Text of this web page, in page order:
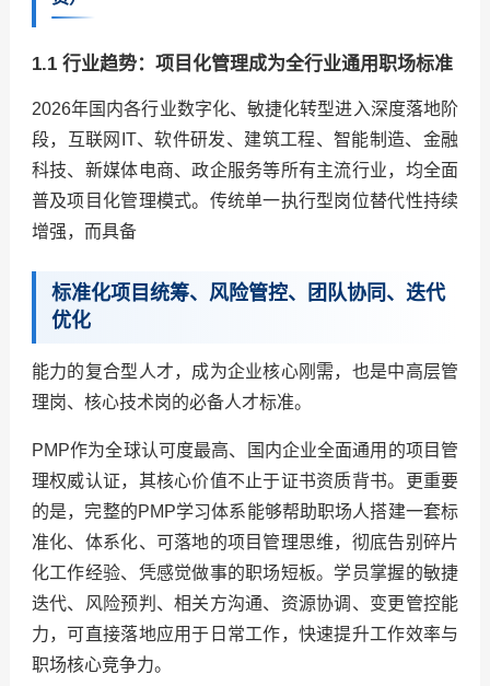
1.1 行业趋势：项目化管理成为全行业通用职场标准
2026年国内各行业数字化、敏捷化转型进入深度落地阶
段，互联网IT、软件研发、建筑工程、智能制造、金融
科技、新媒体电商、政企服务等所有主流行业，均全面
普及项目化管理模式。传统单一执行型岗位替代性持续
增强，而具备
标准化项目统筹、风险管控、团队协同、迭代
优化
能力的复合型人才，成为企业核心刚需，也是中高层管
理岗、核心技术岗的必备人才标准。
PMP作为全球认可度最高、国内企业全面通用的项目管
理权威认证，其核心价值不止于证书资质背书。更重要
的是，完整的PMP学习体系能够帮助职场人搭建一套标
准化、体系化、可落地的项目管理思维，彻底告别碎片
化工作经验、凭感觉做事的职场短板。学员掌握的敏捷
迭代、风险预判、相关方沟通、资源协调、变更管控能
力，可直接落地应用于日常工作，快速提升工作效率与
职场核心竞争力。